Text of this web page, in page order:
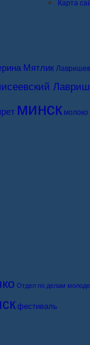
Мятлик
минск молоко
Отдел по делам
фестиваль